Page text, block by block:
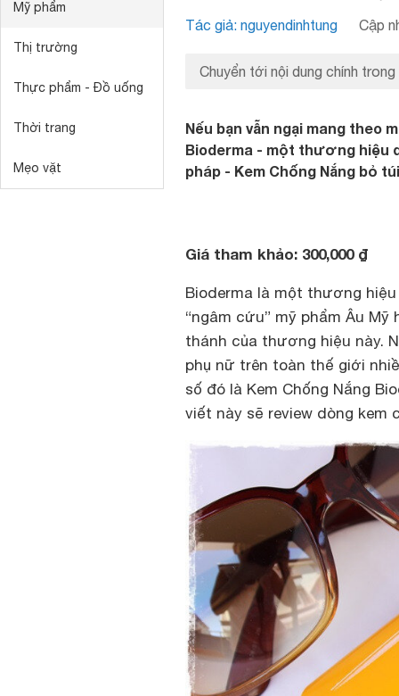
Mỹ phẩm
Thị trường
Thực phẩm - Đồ uống
Thời trang
Mẹo vặt
Tác giả: nguyendinhtung Cập
Chuyển tới nội dung chính trong
Nếu bạn vẫn ngại mang theo
Bioderma - một thương hiệu
pháp - Kem Chống Nắng bỏ
Giá tham khảo: 300,000 ₫
Bioderma là một thương
“ngâm cứu” mỹ phẩm Âu
thánh của thương hiệu này.
phụ nữ trên toàn thế giới
số đó là Kem Chống Nắng
viết này sẽ review dòng kem